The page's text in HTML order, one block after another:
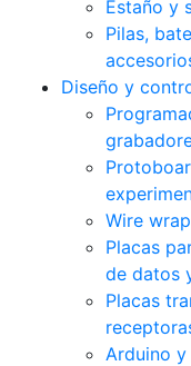
Estaño y
Pilas,
Diseño y
Wire
Placas
de datos
Placas
Arduino y